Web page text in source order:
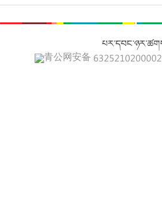
青公网安备